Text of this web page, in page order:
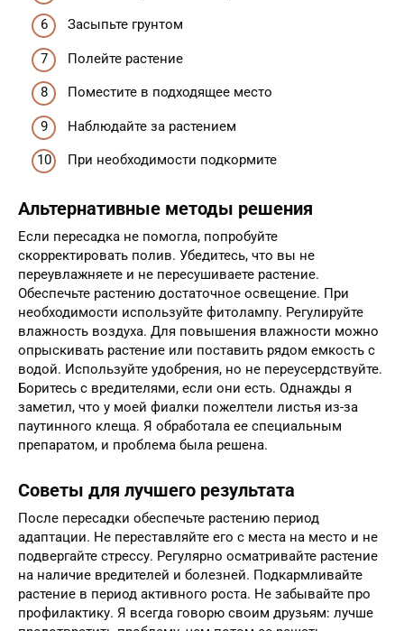
Засыпьте грунтом
Полейте растение
Поместите в подходящее место
Наблюдайте за растением
При необходимости подкормите
Альтернативные методы решения
Если пересадка не помогла, попробуйте
скорректировать полив. Убедитесь, что вы не
переувлажняете и не пересушиваете растение.
Обеспечьте растению достаточное освещение. При
необходимости используйте фитолампу. Регулируйте
влажность воздуха. Для повышения влажности можно
опрыскивать растение или поставить рядом емкость с
водой. Используйте удобрения, но не переусердствуйте.
Боритесь с вредителями, если они есть. Однажды я
заметил, что у моей фиалки пожелтели листья из-за
паутинного клеща. Я обработала ее специальным
препаратом, и проблема была решена.
Советы для лучшего результата
После пересадки обеспечьте растению период
адаптации. Не переставляйте его с места на место и не
подвергайте стрессу. Регулярно осматривайте растение
на наличие вредителей и болезней. Подкармливайте
растение в период активного роста. Не забывайте про
профилактику. Я всегда говорю своим друзьям: лучше